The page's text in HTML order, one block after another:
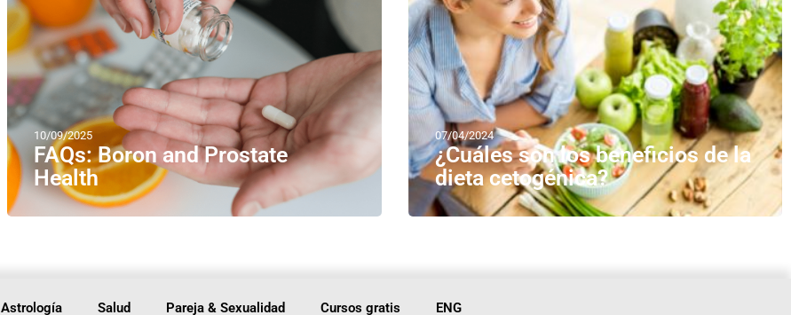
10/09/2025
FAQs: Boron and Prostate
Health
07/04/2024
¿Cuáles son los beneficios de la
dieta cetogénica?
Astrología Salud Pareja & Sexualidad Cursos gratis ENG